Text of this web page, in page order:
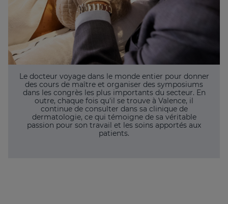
Le docteur voyage dans le monde entier pour donner
des cours de maître et organiser des symposiums
dans les congrès les plus importants du secteur. En
outre, chaque fois qu'il se trouve à Valence, il
continue de consulter dans sa clinique de
dermatologie, ce qui témoigne de sa véritable
passion pour son travail et les soins apportés aux
patients.